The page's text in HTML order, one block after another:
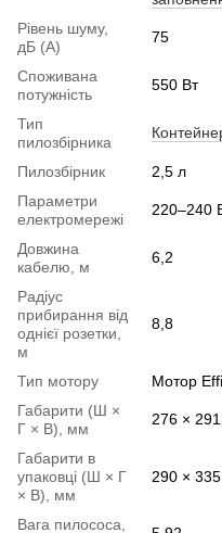
Рівень шуму,
дБ (А)
75
Споживана
потужність
550 Вт
Тип
пилозбірника
Пилозбірник
2,5 л
Параметри
електромережі
220–240
Довжина
кабелю, м
6,2
Радіус
прибирання від
однієї розетки,
м
8,8
Тип мотору
Мотор
Габарити (Ш ×
Г × В), мм
276 ×
Габарити в
упаковці (Ш × Г
× В), мм
290 ×
Вага пилососа,